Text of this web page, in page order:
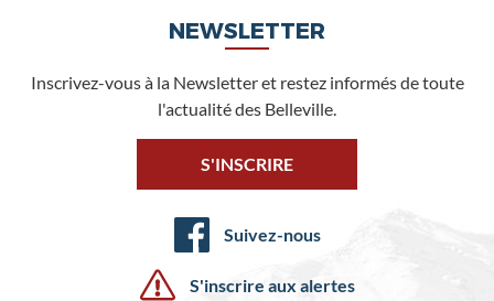
NEWSLETTER
Inscrivez-vous à la Newsletter et restez informés de toute
l'actualité des Belleville.
S'INSCRIRE
Suivez-nous
S'inscrire aux alertes